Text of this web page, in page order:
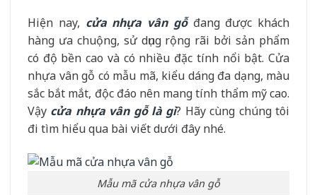
Hiện nay, cửa nhựa vân gỗđang được khách
hàng ưa chuộng, sử dụng rộng rãi bởi sản phẩm
có độ bền cao và có nhiều đặc tính nổi bật. Cửa
nhựa vân gỗ có mẫu mã, kiểu dáng đa dạng, màu
sắc bắt mắt, độc đáo nên mang tính thẩm mỹ cao.
Vậy cửa nhựa vân gỗ là gì? Hãy cùng chúng tôi
đi tìm hiểu qua bài viết dưới đây nhé.
Mẫu mã cửa nhựa vân gỗ